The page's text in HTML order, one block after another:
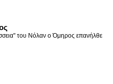
του Νόλαν ο Όμηρος επανήλθε